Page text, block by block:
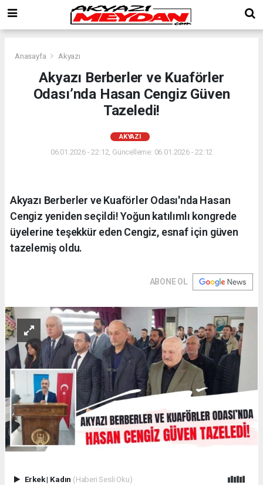
Anasayfa Akyazı
Akyazı Berberler ve Kuaförler
Odası’nda Hasan Cengiz Güven
Tazeledi!
AKYAZI
06.01.2026 - 22:12, Güncelleme: 06.01.2026 - 22:12
Akyazı Berberler ve Kuaförler Odası'nda Hasan
Cengiz yeniden seçildi! Yoğun katılımlı kongrede
üyelerine teşekkür eden Cengiz, esnaf için güven
tazelemiş oldu.
ABONE OL
Erkek| Kadın (Haberi Sesli Oku)